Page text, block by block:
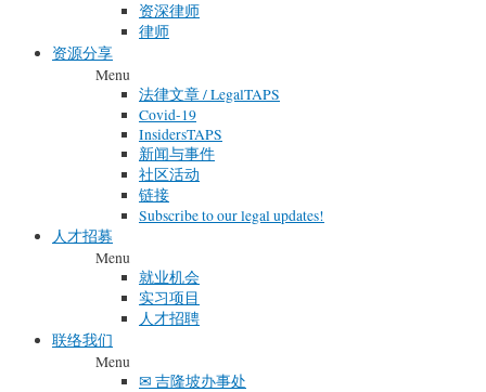
资深律师
律师
资源分享
Menu
法律文章 / LegalTAPS
Covid-19
InsidersTAPS
新闻与事件
社区活动
链接
Subscribe to our legal updates!
人才招募
Menu
就业机会
实习项目
人才招聘
联络我们
Menu
✉ 吉隆坡办事处